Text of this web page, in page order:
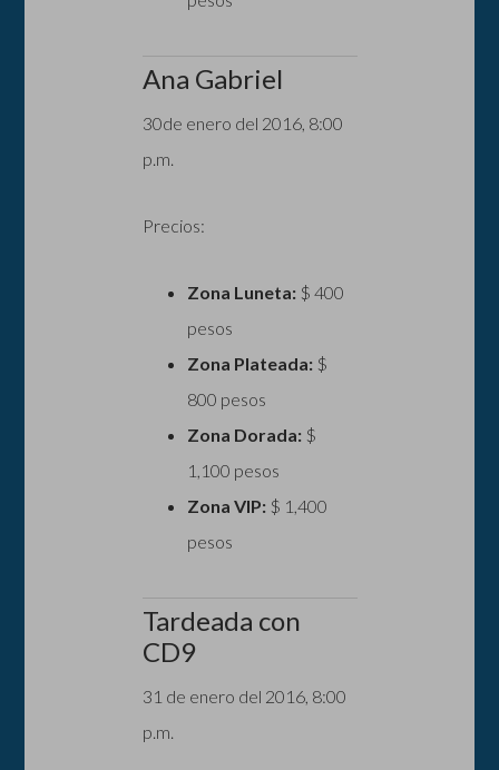
Ana Gabriel
30de enero del 2016, 8:00
p.m.
Precios:
Zona Luneta:$ 400
pesos
Zona Plateada:$
800 pesos
Zona Dorada:$
1,100 pesos
Zona VIP:$ 1,400
pesos
Tardeada con
CD9
31 de enero del 2016, 8:00
p.m.